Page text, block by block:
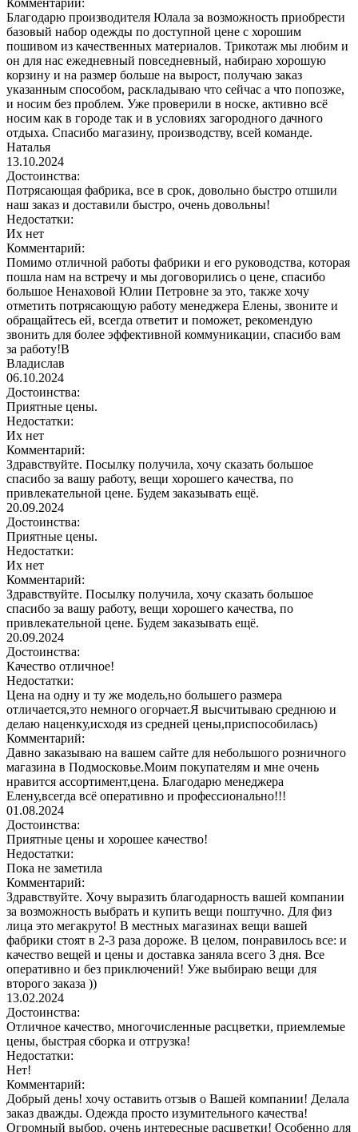
Благодарю производителя Юлала за возможность приобрести
базовый набор одежды по доступной цене с хорошим
пошивом из качественных материалов. Трикотаж мы любим и
он для нас ежедневный повседневный, набираю хорошую
корзину и на размер больше на вырост, получаю заказ
указанным способом, раскладываю что сейчас а что попозже,
и носим без проблем. Уже проверили в носке, активно всё
носим как в городе так и в условиях загородного дачного
отдыха. Спасибо магазину, производству, всей команде.
Наталья
13.10.2024
Достоинства:
Потрясающая фабрика, все в срок, довольно быстро отшили
наш заказ и доставили быстро, очень довольны!
Недостатки:
Их нет
Комментарий:
Помимо отличной работы фабрики и его руководства, которая
пошла нам на встречу и мы договорились о цене, спасибо
большое Ненаховой Юлии Петровне за это, также хочу
отметить потрясающую работу менеджера Елены, звоните и
обращайтесь ей, всегда ответит и поможет, рекомендую
звонить для более эффективной коммуникации, спасибо вам
за работу!В
Владислав
06.10.2024
Достоинства:
Приятные цены.
Недостатки:
Их нет
Комментарий:
Здравствуйте. Посылку получила, хочу сказать большое
спасибо за вашу работу, вещи хорошего качества, по
привлекательной цене. Будем заказывать ещё.
20.09.2024
Достоинства:
Приятные цены.
Недостатки:
Их нет
Комментарий:
Здравствуйте. Посылку получила, хочу сказать большое
спасибо за вашу работу, вещи хорошего качества, по
привлекательной цене. Будем заказывать ещё.
20.09.2024
Достоинства:
Качество отличное!
Недостатки:
Цена на одну и ту же модель,но большего размера
отличается,это немного огорчает.Я высчитываю среднюю и
делаю наценку,исходя из средней цены,приспособилась)
Комментарий:
Давно заказываю на вашем сайте для небольшого розничного
магазина в Подмосковье.Моим покупателям и мне очень
нравится ассортимент,цена. Благодарю менеджера
Елену,всегда всё оперативно и профессионально!!!
01.08.2024
Достоинства:
Приятные цены и хорошее качество!
Недостатки:
Пока не заметила
Комментарий:
Здравствуйте. Хочу выразить благодарность вашей компании
за возможность выбрать и купить вещи поштучно. Для физ
лица это мегакруто! В местных магазинах вещи вашей
фабрики стоят в 2-3 раза дороже. В целом, понравилось все: и
качество вещей и цены и доставка заняла всего 3 дня. Все
оперативно и без приключений! Уже выбираю вещи для
второго заказа ))
13.02.2024
Достоинства:
Отличное качество, многочисленные расцветки, приемлемые
цены, быстрая сборка и отгрузка!
Недостатки:
Нет!
Комментарий:
Добрый день! хочу оставить отзыв о Вашей компании! Делала
заказ дважды. Одежда просто изумительного качества!
Огромный выбор, очень интересные расцветки! Особенно для